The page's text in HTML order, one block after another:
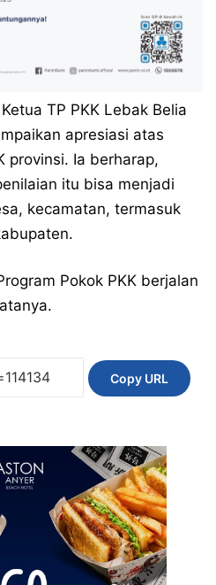
TP PKK Lebak Belia
apresiasi atas
provinsi. Ia berharap,
itu bisa menjadi
kecamatan, termasuk
Pokok PKK berjalan
Copy URL